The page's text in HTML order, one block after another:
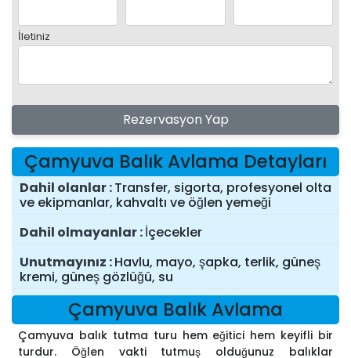
İletiniz
Rezervasyon Yap
Çamyuva Balık Avlama Detayları
Dahil olanlar Transfer, sigorta, profesyonel olta
ve ekipmanlar, kahvaltı ve öğlen yemeği
Dahil olmayanlar İçecekler
Unutmayınız Havlu, mayo, şapka, terlik, güneş
kremi, güneş gözlüğü, su
Çamyuva Balık Avlama
Çamyuva balık tutma turu hem eğitici hem keyifli bir
turdur. Öğlen vakti tutmuş olduğunuz balıklar